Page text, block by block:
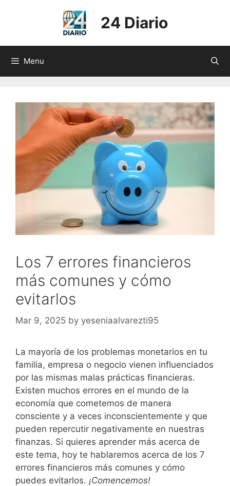
24 Diario
Menu
Los 7 errores financieros
más comunes y cómo
evitarlos
Mar 9, 2025 by yeseniaalvarezti95
La mayoría de los problemas monetarios en tu
familia, empresa o negocio vienen influenciados
por las mismas malas prácticas financieras.
Existen muchos errores en el mundo de la
economía que cometemos de manera
consciente y a veces inconscientemente y que
pueden repercutir negativamente en nuestras
finanzas. Si quieres aprender más acerca de
este tema, hoy te hablaremos acerca de los 7
errores financieros más comunes y cómo
puedes evitarlos. ¡Comencemos!